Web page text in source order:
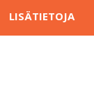
LISÄTIETOJA